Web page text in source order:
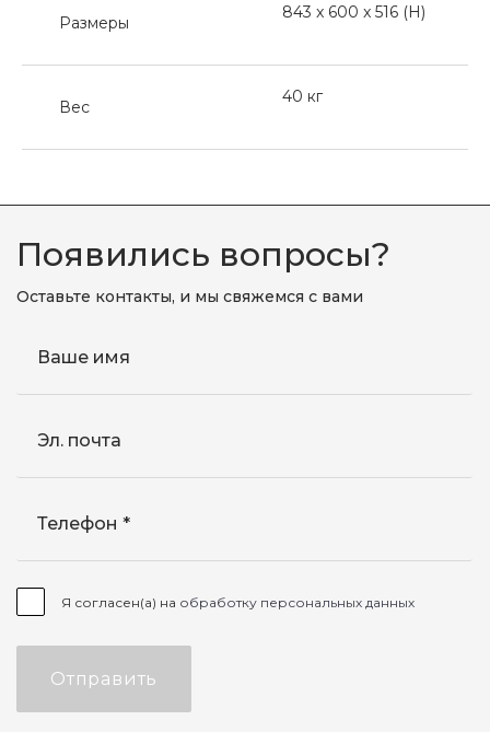
Размеры
843 x 600 x 516 (H)
Вес
40 кг
Появились вопросы?
Оставьте контакты, и мы свяжемся с вами
Ваше имя
Эл. почта
Телефон
Я согласен(а) на обработку персональных данных
Отправить